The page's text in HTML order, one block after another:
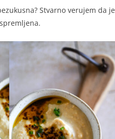
Stvarno verujem da je